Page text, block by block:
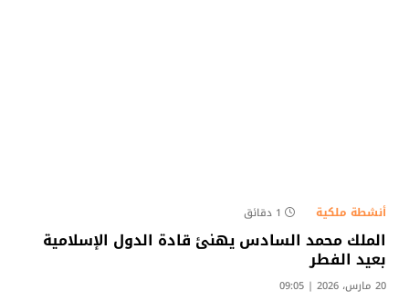
أنشطة ملكية 1 دقائق
الملك محمد السادس يهنئ قادة الدول الإسلامية
بعيد الفطر
20 مارس، 2026 | 09:05